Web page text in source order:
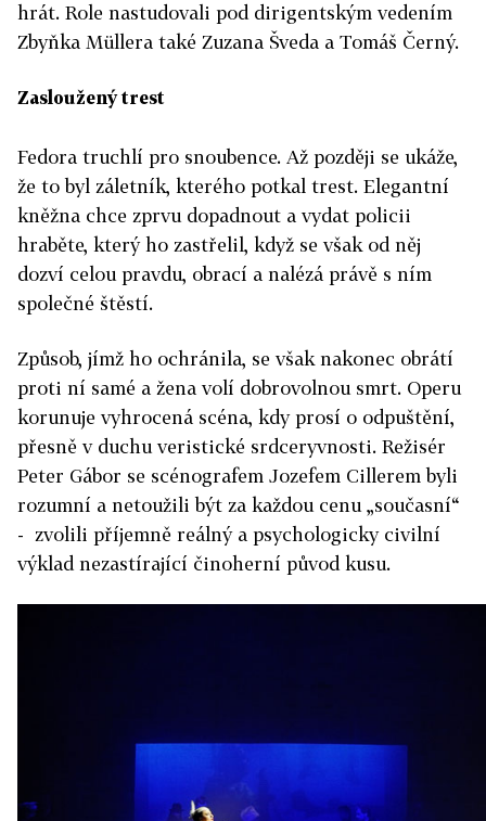
hrát. Role nastudovali pod dirigentským vedením
Zbyňka Müllera také Zuzana Šveda a Tomáš Černý.
Zasloužený trest
Fedora truchlí pro snoubence. Až později se ukáže,
že to byl záletník, kterého potkal trest. Elegantní
kněžna chce zprvu dopadnout a vydat policii
hraběte, který ho zastřelil, když se však od něj
dozví celou pravdu, obrací a nalézá právě s ním
společné štěstí.
Způsob, jímž ho ochránila, se však nakonec obrátí
proti ní samé a žena volí dobrovolnou smrt. Operu
korunuje vyhrocená scéna, kdy prosí o odpuštění,
přesně v duchu veristické srdceryvnosti. Režisér
Peter Gábor se scénografem Jozefem Cillerem byli
rozumní a netoužili být za každou cenu „současní“
- zvolili příjemně reálný a psychologicky civilní
výklad nezastírající činoherní původ kusu.